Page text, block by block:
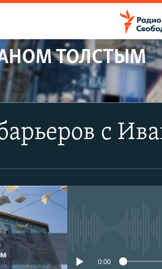
ТОЛСТЫМ
с
0:00